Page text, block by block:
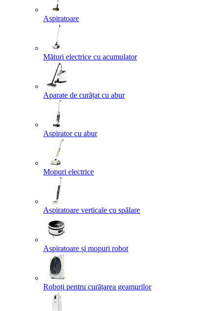
Aspiratoare
Mături electrice cu acumulator
Aparate de curățat cu abur
Aspirator cu abur
Mopuri electrice
Aspiratoare verticale cu spălare
Aspiratoare și mopuri robot
Roboți pentru curățarea geamurilor